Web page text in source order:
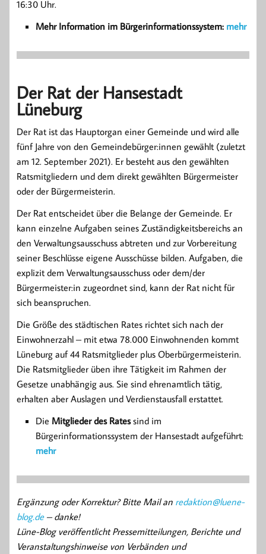
16:30 Uhr.
Mehr Information im Bürgerinformationssystem: mehr
Der Rat der Hansestadt
Lüneburg
Der Rat ist das Hauptorgan einer Gemeinde und wird alle
fünf Jahre von den Gemeindebürger:innen gewählt (zuletzt
am 12. September 2021). Er besteht aus den gewählten
Ratsmitgliedern und dem direkt gewählten Bürgermeister
oder der Bürgermeisterin.
Der Rat entscheidet über die Belange der Gemeinde. Er
kann einzelne Aufgaben seines Zuständigkeitsbereichs an
den Verwaltungsausschuss abtreten und zur Vorbereitung
seiner Beschlüsse eigene Ausschüsse bilden. Aufgaben, die
explizit dem Verwaltungsausschuss oder dem/der
Bürgermeister:in zugeordnet sind, kann der Rat nicht für
sich beanspruchen.
Die Größe des städtischen Rates richtet sich nach der
Einwohnerzahl – mit etwa 78.000 Einwohnenden kommt
Lüneburg auf 44 Ratsmitglieder plus Oberbürgermeisterin.
Die Ratsmitglieder üben ihre Tätigkeit im Rahmen der
Gesetze unabhängig aus. Sie sind ehrenamtlich tätig,
erhalten aber Auslagen und Verdienstausfall erstattet.
Die Mitglieder des Ratessind im
Bürgerinformationssystem der Hansestadt aufgeführt:
mehr
Ergänzung oder Korrektur? Bitte Mail an redaktion@luene-
blog.de– danke!
Lüne-Blog veröffentlicht Pressemitteilungen, Berichte und
Veranstaltungshinweise von Verbänden und